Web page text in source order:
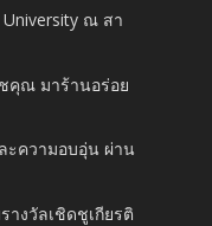
University ณ สา
คุณ มาร้านอร่อย
ะความอบอุ่น ผ่าน
างวัลเชิดชูเกียรติ